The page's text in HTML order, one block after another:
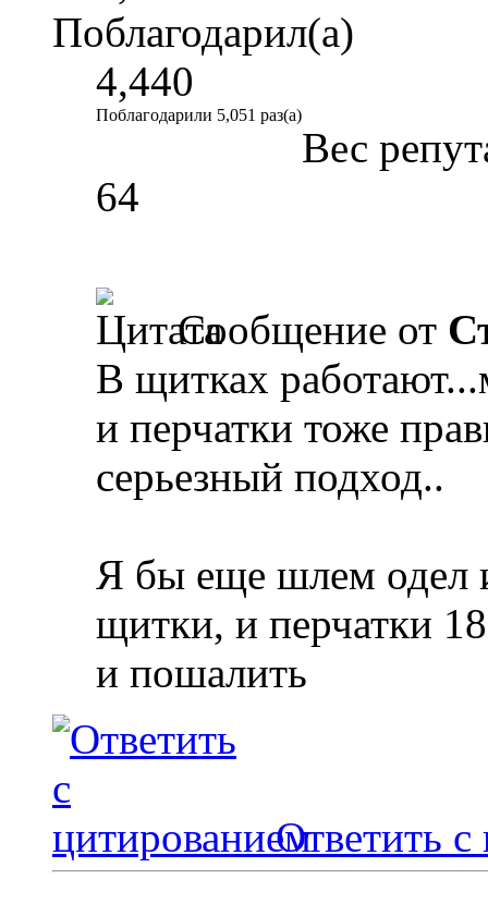
Поблагодарил(а)
4,440
Поблагодарили 5,051 раз(а)
Вес
64
Сообщение от
В щитках
и перчатки тоже
серьезный подход..
Я бы еще шлем одел
щитки, и перчатки
и пошалить
Ответить с